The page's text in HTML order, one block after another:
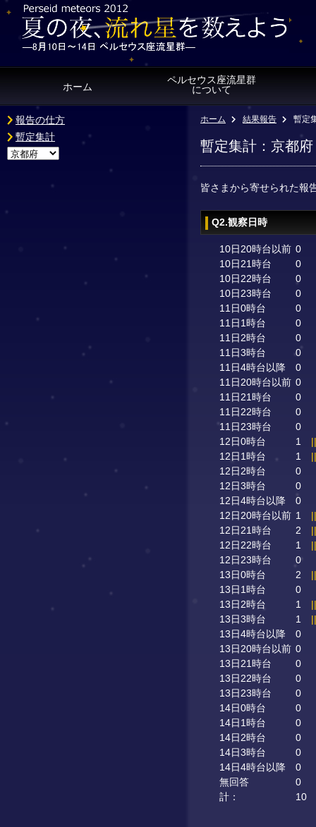
ホーム
ペルセウス座流星群
について
報告の仕方
暫定集計
ホーム 結果報告 暫定
暫定集計：京都府
皆さまから寄せられた報
Q2.観察日時
10日20時台以前 0
10日21時台
0
10日22時台
0
10日23時台
0
11日0時台
0
11日1時台
0
11日2時台
0
11日3時台
0
11日4時台以降
0
11日20時台以前 0
11日21時台
0
11日22時台
0
11日23時台
0
12日0時台
1
12日1時台
1
12日2時台
0
12日3時台
0
12日4時台以降
0
12日20時台以前 1
12日21時台
2
12日22時台
1
12日23時台
0
13日0時台
2
13日1時台
0
13日2時台
1
13日3時台
1
13日4時台以降
0
13日20時台以前 0
13日21時台
0
13日22時台
0
13日23時台
0
14日0時台
0
14日1時台
0
14日2時台
0
14日3時台
0
14日4時台以降
0
無回答
0
計：
10